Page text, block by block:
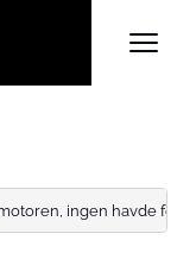
ingen havde